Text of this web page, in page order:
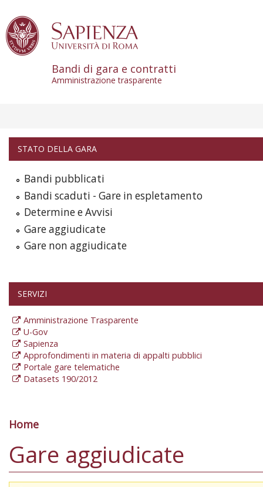
Bandi di gara e contratti
Amministrazione trasparente
STATO DELLA GARA
Bandi pubblicati
Bandi scaduti - Gare in espletamento
Determine e Avvisi
Gare aggiudicate
Gare non aggiudicate
SERVIZI
Amministrazione Trasparente
U-Gov
Sapienza
Approfondimenti in materia di appalti pubblici
Portale gare telematiche
Datasets 190/2012
Tu sei qui
Home
Gare aggiudicate